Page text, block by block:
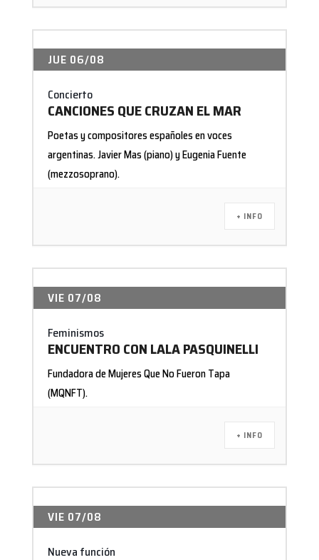
JUE 06/08
Concierto
CANCIONES QUE CRUZAN EL MAR
Poetas y compositores españoles en voces
argentinas. Javier Mas (piano) y Eugenia Fuente
(mezzosoprano).
+ INFO
VIE 07/08
Feminismos
ENCUENTRO CON LALA PASQUINELLI
Fundadora de Mujeres Que No Fueron Tapa
(MQNFT).
+ INFO
VIE 07/08
Nueva función